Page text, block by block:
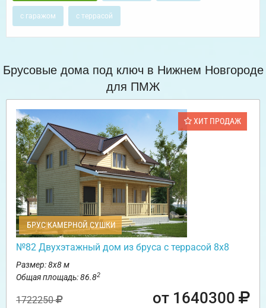
с гаражом с террасой
Брусовые дома под ключ в Нижнем Новгороде
для ПМЖ
ХИТ ПРОДАЖ
БРУС КАМЕРНОЙ СУШКИ
№82 Двухэтажный дом из бруса с террасой 8х8
Размер: 8х8 м
Общая площадь: 86.82
1722250 от 1640300